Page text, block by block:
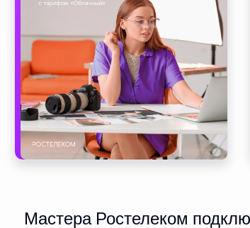
Мастера Ростелеком